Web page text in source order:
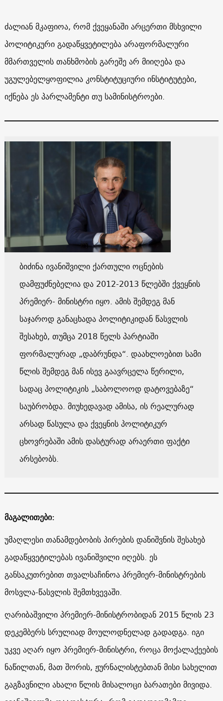
ძალიან მკაფიოა, რომ ქვეყანაში არცერთი მსხვილი
პოლიტიკური გადაწყვეტილება არაფორმალური
მმართველის თანხმობის გარეშე არ მიიღება და
უგულებელყოფილია კონსტიტუციური ინსტიტუტები,
იქნება ეს პარლამენტი თუ სამინისტროები.
ბიძინა ივანიშვილი ქართული ოცნების
დამფუძნებელია და 2012-2013 წლებში ქვეყნის
პრემიერ- მინისტრი იყო. ამის შემდეგ მან
საჯაროდ განაცხადა პოლიტიკიდან წასვლის
შესახებ, თუმცა 2018 წელს პარტიაში
ფორმალურად „დაბრუნდა“. დაახლოებით სამი
წლის შემდეგ მან ისევ გაავრცელა წერილი,
სადაც პოლიტიკის „საბოლოოდ დატოვებაზე“
საუბრობდა. მიუხედავად ამისა, ის რეალურად
არსად წასულა და ქვეყნის პოლიტიკურ
ცხოვრებაში ამის დასტურად არაერთი ფაქტი
არსებობს.
მაგალითები:
უმაღლესი თანამდებობის პირების დანიშვნის შესახებ
გადაწყვეტილებას ივანიშვილი იღებს. ეს
განსაკუთრებით თვალსაჩინოა პრემიერ-მინისტრების
მოსვლა-წასვლის შემთხვევაში.
ღარიბაშვილი პრემიერ-მინისტრობიდან 2015 წლის 23
დეკემბერს სრულიად მოულოდნელად გადადგა. იგი
უკვე აღარ იყო პრემიერ-მინისტრი, როცა მოქალაქეების
ნაწილთან, მათ შორის, ჟურნალისტებთან მისი სახელით
გაგზავნილი ახალი წლის მისალოცი ბარათები მივიდა.